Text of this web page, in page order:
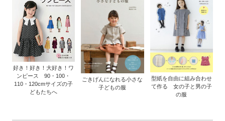
好き！好き！大好き！ワ
ンピース 90・100・
110・120cmサイズの子
どもたちへ
ごきげんになれる小さな
子どもの服
型紙を自由に組み合わせ
て作る 女の子と男の子
の服